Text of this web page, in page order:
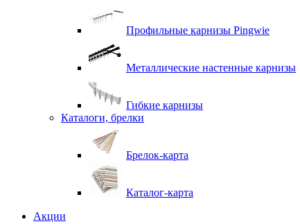
Профильные карнизы Pingwie
Металлические настенные карнизы
Гибкие карнизы
Каталоги, брелки
Брелок-карта
Каталог-карта
Акции